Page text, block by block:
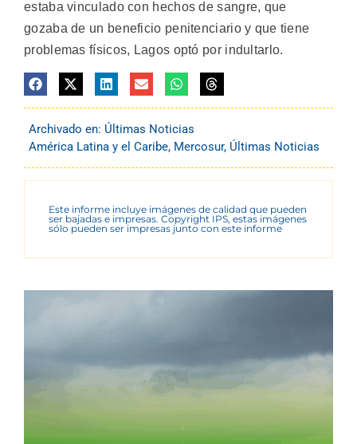
estaba vinculado con hechos de sangre, que
gozaba de un beneficio penitenciario y que tiene
problemas físicos, Lagos optó por indultarlo.
Archivado en: Últimas Noticias
América Latina y el Caribe, Mercosur, Últimas Noticias
Este informe incluye imágenes de calidad que pueden
ser bajadas e impresas. Copyright IPS, estas imágenes
sólo pueden ser impresas junto con este informe